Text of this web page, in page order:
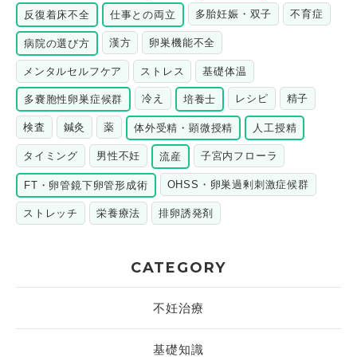
反復着床不全 仕事との両立 多胎妊娠・双子 不育症
病院の選び方 漢方 卵巣機能不全
メンタルセルフケア ストレス 基礎体温
多嚢胞性卵巣症候群 冷え 培養士 レシピ 精子
検査 鍼灸 薬 体外受精・顕微授精 人工授精
タイミング 男性不妊 流産 子宮内フローラ
FT・卵管鏡下卵管形成術 OHSS・卵巣過剰刺激症候群
ストレッチ 栄養療法 排卵誘発剤
CATEGORY
不妊治療
基礎知識